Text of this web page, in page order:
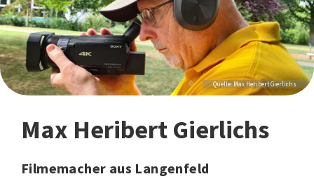
Max Heribert Gierlichs
Filmemacher aus Langenfeld
Quelle: Max Heribert Gierlichs